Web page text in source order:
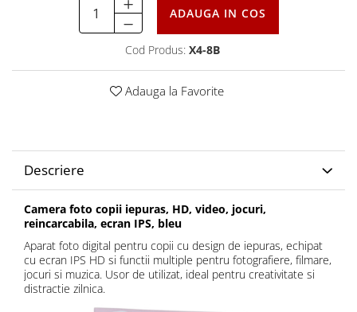
ADAUGA IN COS
Cod Produs: X4-8B
Adauga la Favorite
Descriere
Camera foto copii iepuras, HD, video, jocuri,
reincarcabila, ecran IPS, bleu
Aparat foto digital pentru copii cu design de iepuras, echipat
cu ecran IPS HD si functii multiple pentru fotografiere, filmare,
jocuri si muzica. Usor de utilizat, ideal pentru creativitate si
distractie zilnica.